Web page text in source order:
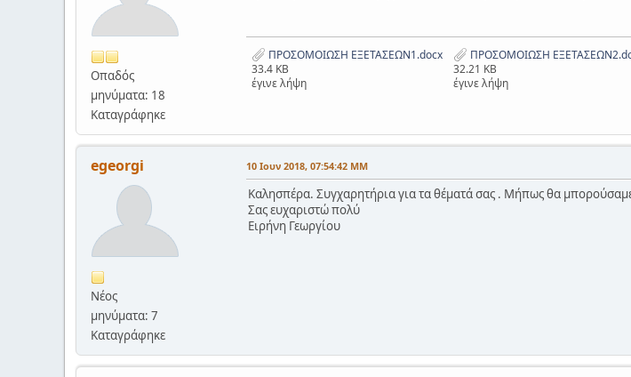
Οπαδός
μηνύματα: 18
Καταγράφηκε
ΠΡΟΣΟΜΟΙΩΣΗ ΕΞΕΤΑΣΕΩΝ1.docx
33.4 KB
έγινε λήψη
ΠΡΟΣΟΜΟΙΩΣΗ
32.21 KB
έγινε λήψη
egeorgi
Νέος
μηνύματα: 7
Καταγράφηκε
10 Ιουν 2018, 07:54:42 ΜΜ
Καλησπέρα. Συγχαρητήρια για τα θέματά σας . Μήπως θα μπορούσαμε
Σας ευχαριστώ πολύ
Ειρήνη Γεωργίου